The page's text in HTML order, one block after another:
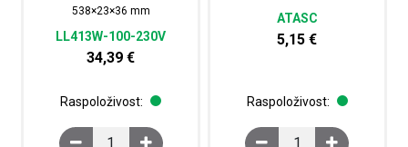
538×23×36 mm
LL413W-100-230V
34,39€
Raspoloživost:
Armatura rasvjetna LED, 9 W, 100-230V/50Hz,
ATASC
5,15€
Raspoloživost:
Džep za